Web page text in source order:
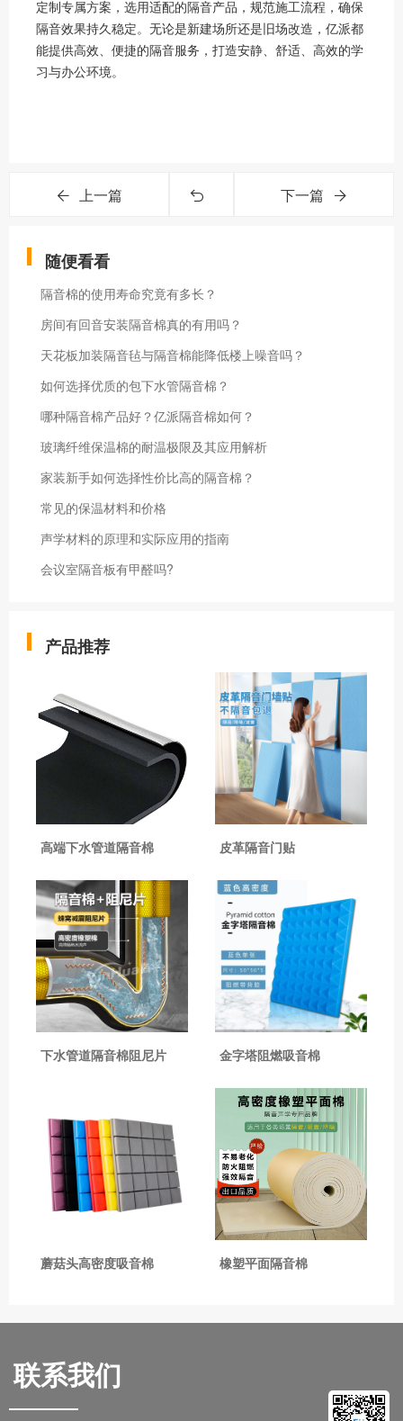
定制专属方案，选用适配的隔音产品，规范施工流程，确保
隔音效果持久稳定。无论是新建场所还是旧场改造，亿派都
能提供高效、便捷的隔音服务，打造安静、舒适、高效的学
习与办公环境。
上一篇 下一篇
随便看看
隔音棉的使用寿命究竟有多长？
房间有回音安装隔音棉真的有用吗？
天花板加装隔音毡与隔音棉能降低楼上噪音吗？
如何选择优质的包下水管隔音棉？
哪种隔音棉产品好？亿派隔音棉如何？
玻璃纤维保温棉的耐温极限及其应用解析
家装新手如何选择性价比高的隔音棉？
常见的保温材料和价格
声学材料的原理和实际应用的指南
会议室隔音板有甲醛吗?
产品推荐
高端下水管道隔音棉 皮革隔音门贴
下水管道隔音棉阻尼片 金字塔阻燃吸音棉
蘑菇头高密度吸音棉 橡塑平面隔音棉
联系我们